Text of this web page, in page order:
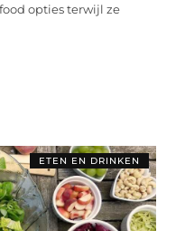
opties terwijl ze
ETEN EN DRINKEN